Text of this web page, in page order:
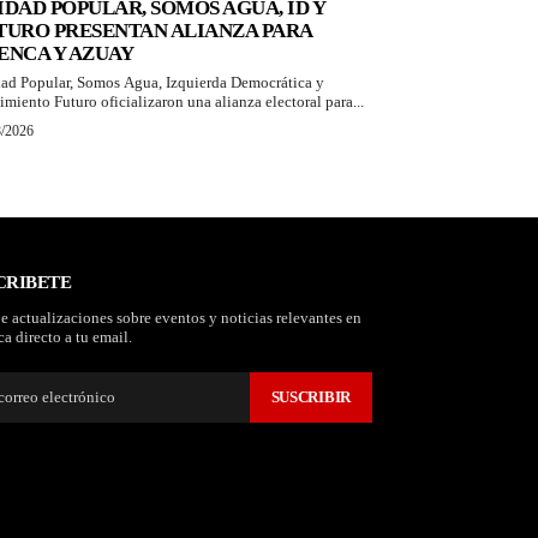
POPULAR, SOMOS AGUA, ID Y
PRESENTAN ALIANZA PARA
Y AZUAY
Popular, Somos Agua, Izquierda Democrática y
Futuro oficializaron una alianza electoral para...
2026
actualizaciones sobre eventos y noticias relevantes en
directo a tu email.
SUSCRIBIR